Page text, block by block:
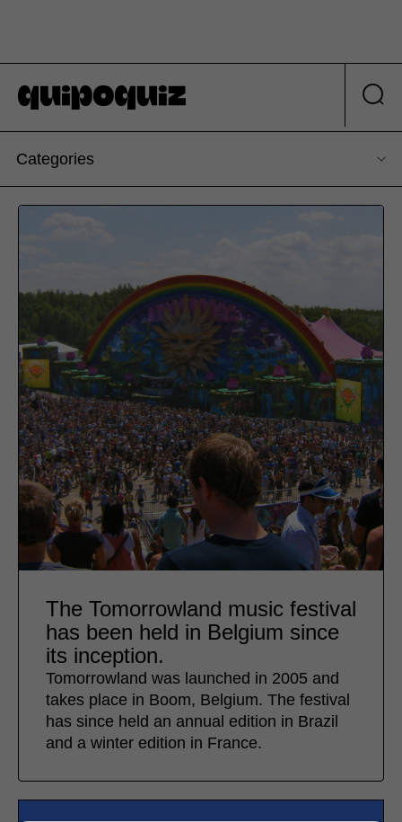
Categories
The Tomorrowland music festival
has been held in Belgium since
its inception.
Tomorrowland was launched in 2005 and
takes place in Boom, Belgium. The festival
has since held an annual edition in Brazil
and a winter edition in France.